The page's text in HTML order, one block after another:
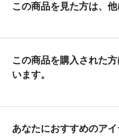
この商品を見た方は、
この商品を購入された
います。
あなたにおすすめのアイ